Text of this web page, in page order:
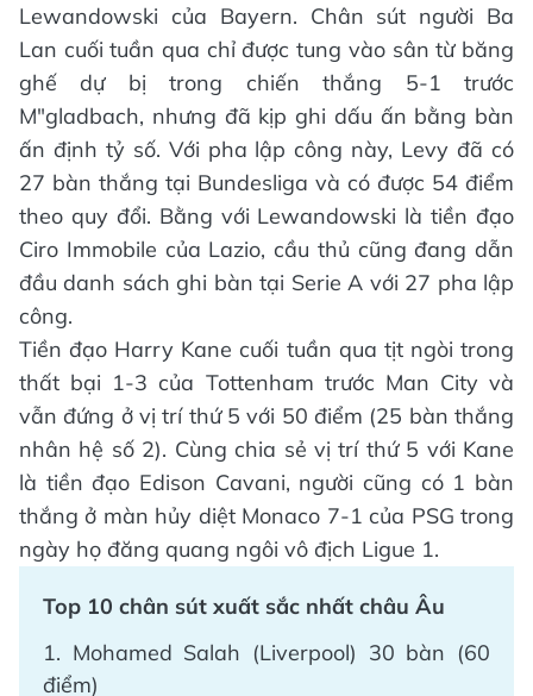
Lewandowski của Bayern. Chân sút người Ba
Lan cuối tuần qua chỉ được tung vào sân từ băng
ghế dự bị trong chiến thắng 5-1 trước
M"gladbach, nhưng đã kịp ghi dấu ấn bằng bàn
ấn định tỷ số. Với pha lập công này, Levy đã có
27 bàn thắng tại Bundesliga và có được 54 điểm
theo quy đổi. Bằng với Lewandowski là tiền đạo
Ciro Immobile của Lazio, cầu thủ cũng đang dẫn
đầu danh sách ghi bàn tại Serie A với 27 pha lập
công.
Tiền đạo Harry Kane cuối tuần qua tịt ngòi trong
thất bại 1-3 của Tottenham trước Man City và
vẫn đứng ở vị trí thứ 5 với 50 điểm (25 bàn thắng
nhân hệ số 2). Cùng chia sẻ vị trí thứ 5 với Kane
là tiền đạo Edison Cavani, người cũng có 1 bàn
thắng ở màn hủy diệt Monaco 7-1 của PSG trong
ngày họ đăng quang ngôi vô địch Ligue 1.
Top 10 chân sút xuất sắc nhất châu Âu
1. Mohamed Salah (Liverpool) 30 bàn (60
điểm)